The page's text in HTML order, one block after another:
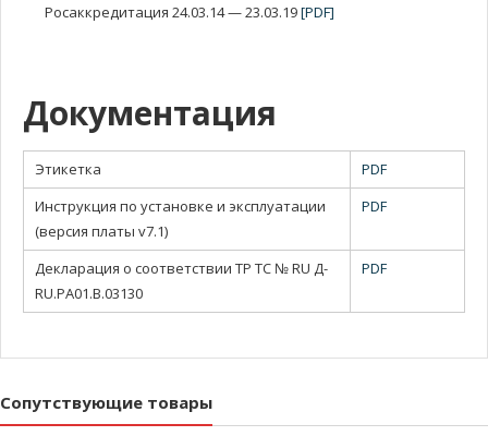
Росаккредитация 24.03.14 — 23.03.19[PDF]
Документация
Этикетка
PDF
Инструкция по установке и эксплуатации
(версия платы v7.1)
PDF
Декларация о соответствии ТР ТС № RU Д-
RU.РА01.В.03130
PDF
Сопутствующие товары